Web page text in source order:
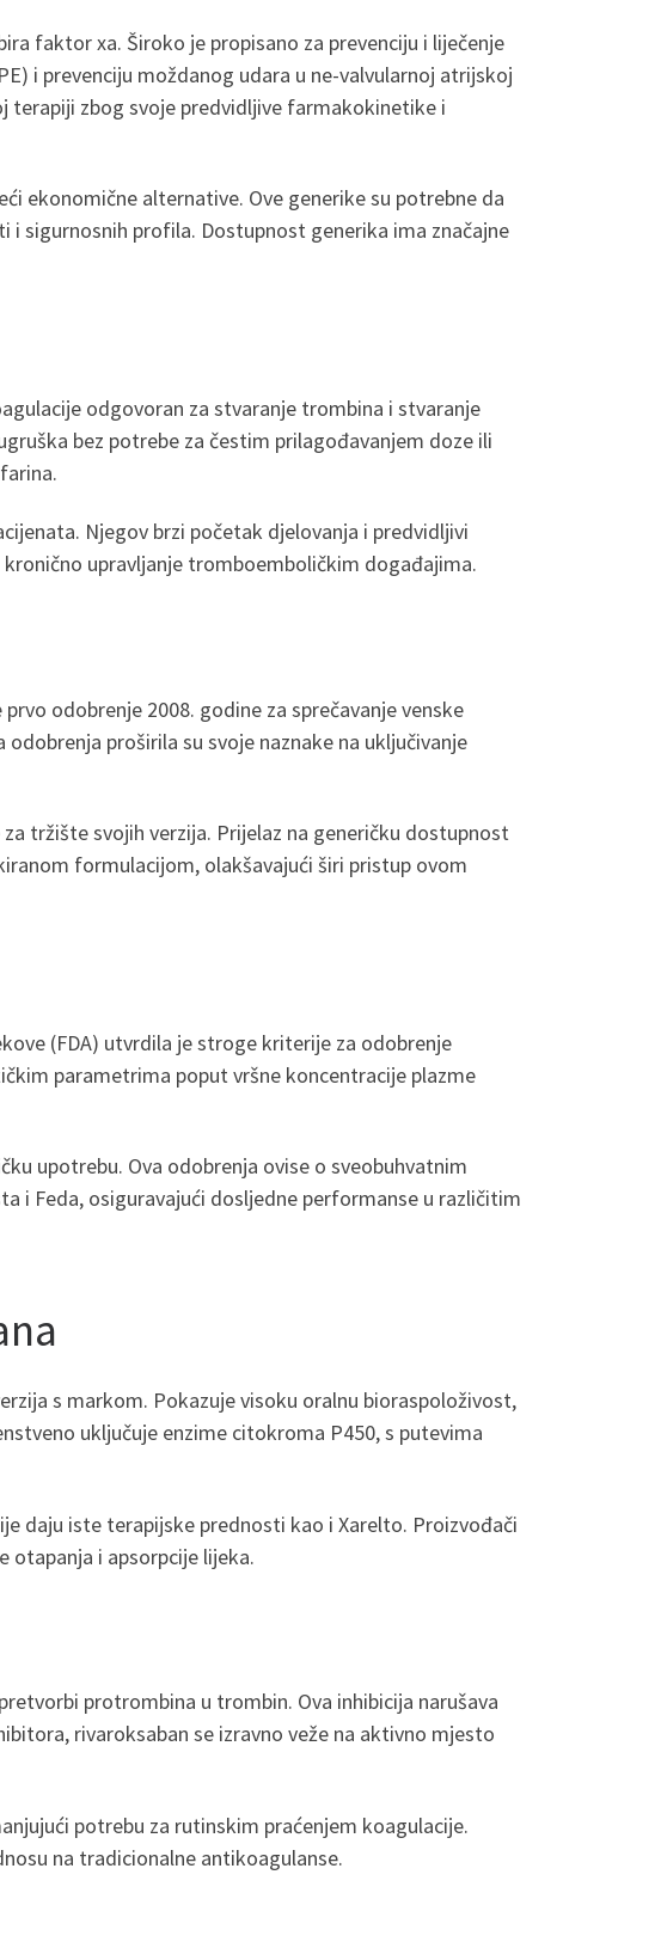
faktor xa. Široko je propisano za prevenciju i liječenje
i prevenciju moždanog udara u ne-valvularnoj atrijskoj
terapiji zbog svoje predvidljive farmakokinetike i
ekonomične alternative. Ove generike su potrebne da
sigurnosnih profila. Dostupnost generika ima značajne
odgovoran za stvaranje trombina i stvaranje
bez potrebe za čestim prilagođavanjem doze ili
Njegov brzi početak djelovanja i predvidljivi
upravljanje tromboemboličkim događajima.
odobrenje 2008. godine za sprečavanje venske
proširila su svoje naznake na uključivanje
tržište svojih verzija. Prijelaz na generičku dostupnost
formulacijom, olakšavajući širi pristup ovom
(FDA) utvrdila je stroge kriterije za odobrenje
parametrima poput vršne koncentracije plazme
upotrebu. Ova odobrenja ovise o sveobuhvatnim
i Feda, osiguravajući dosljedne performanse u različitim
s markom. Pokazuje visoku oralnu bioraspoloživost,
uključuje enzime citokroma P450, s putevima
daju iste terapijske prednosti kao i Xarelto. Proizvođači
i apsorpcije lijeka.
protrombina u trombin. Ova inhibicija narušava
rivaroksaban se izravno veže na aktivno mjesto
potrebu za rutinskim praćenjem koagulacije.
na tradicionalne antikoagulanse.